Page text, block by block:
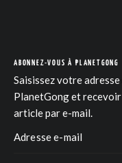
ABONNEZ-VOUS À PLANETGONG
Saisissez votre
PlanetGong et
article par e-mail.